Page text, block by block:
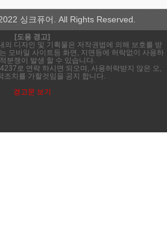
싱크퓨어. All Rights Reserved.
[도용 경고]
의 디자인 및 기획물은 저작권법에 의해 보호를 받
모바일 사이트등 화면, 지면등에 허락없이 사용하
분쟁이 발생 할 수 있습니다.
로 연락 하시면 되오며, 사용허락받지 않은 오,
조치를 가할것임을 공지 합니다.
경고문 보기